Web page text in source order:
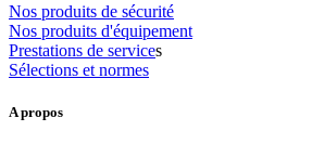
Nos produits de sécurité
Nos produits d'équipement
Prestations de services
Sélections et normes
A propos